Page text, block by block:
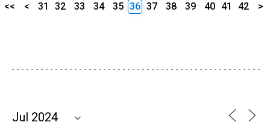
<< < 31 32 33 34 35 36 37 38 39 40 41 42 >